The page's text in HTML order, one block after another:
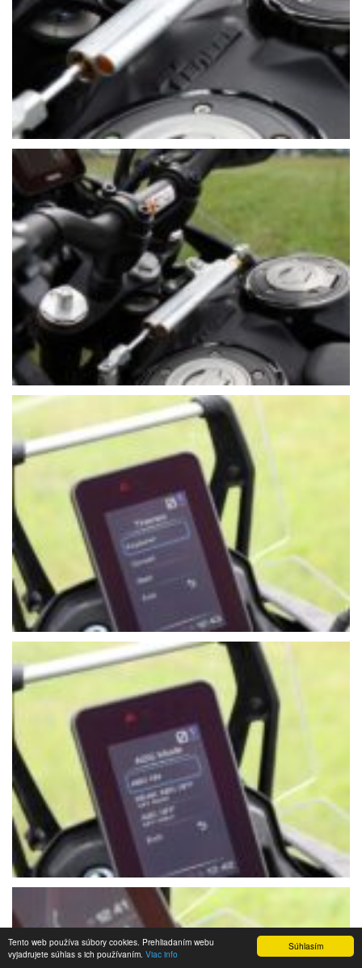
Súhlasím
Tento web používa súbory cookies. Prehliadaním webu
vyjadrujete súhlas s ich používaním. Viac info